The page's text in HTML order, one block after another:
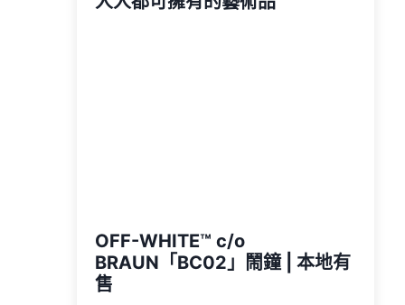
OFF-WHITE™ c/o
BRAUN「BC02」鬧鐘 | 本地有
售